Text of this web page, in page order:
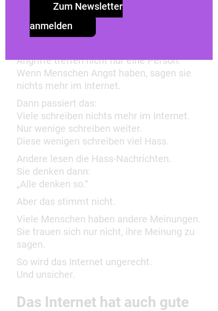
Warum ist das ein Problem
für alle?
Angriffe treffen nicht nur eine Person.
Wenn Menschen Angst haben, sagen sie
nichts mehr im Internet.
Dann passiert das:
Viele schreiben nichts mehr im Internet.
Nur wenige schreiben weiter.
Diese wenigen schreiben viel Hass.
Andere lesen die Hass-Nachrichten.
Sie denken dann:
„Alle denken so.“
Aber das stimmt nicht.
Viele Menschen haben andere Meinungen.
Sie trauen sich nur nicht, ihre Meinung zu
sagen.
So wird das Internet ungerecht.
Und unsicher.
Das Internet hat auch gute
Zum Newsletter
anmelden